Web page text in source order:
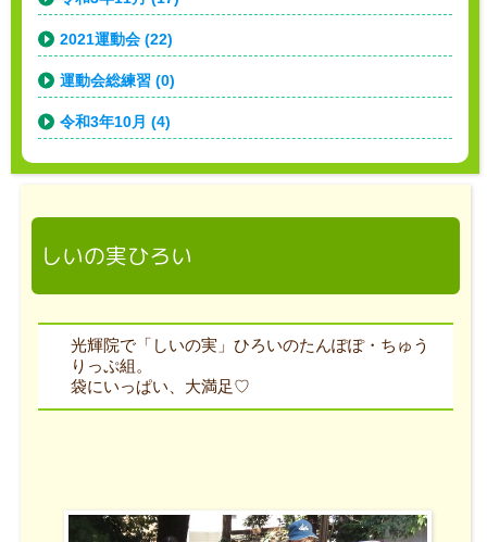
2021運動会 (22)
運動会総練習 (0)
令和3年10月 (4)
しいの実ひろい
光輝院で「しいの実」ひろいのたんぽぽ・ちゅう
りっぷ組。
袋にいっぱい、大満足♡